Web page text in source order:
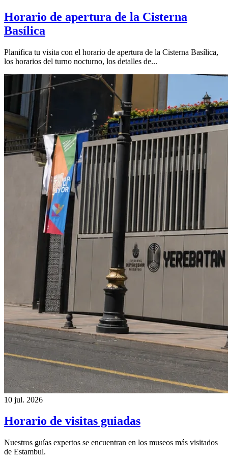
Horario de apertura de la Cisterna
Basílica
Planifica tu visita con el horario de apertura de la Cisterna Basílica,
los horarios del turno nocturno, los detalles de...
10 jul. 2026
Horario de visitas guiadas
Nuestros guías expertos se encuentran en los museos más visitados
de Estambul.